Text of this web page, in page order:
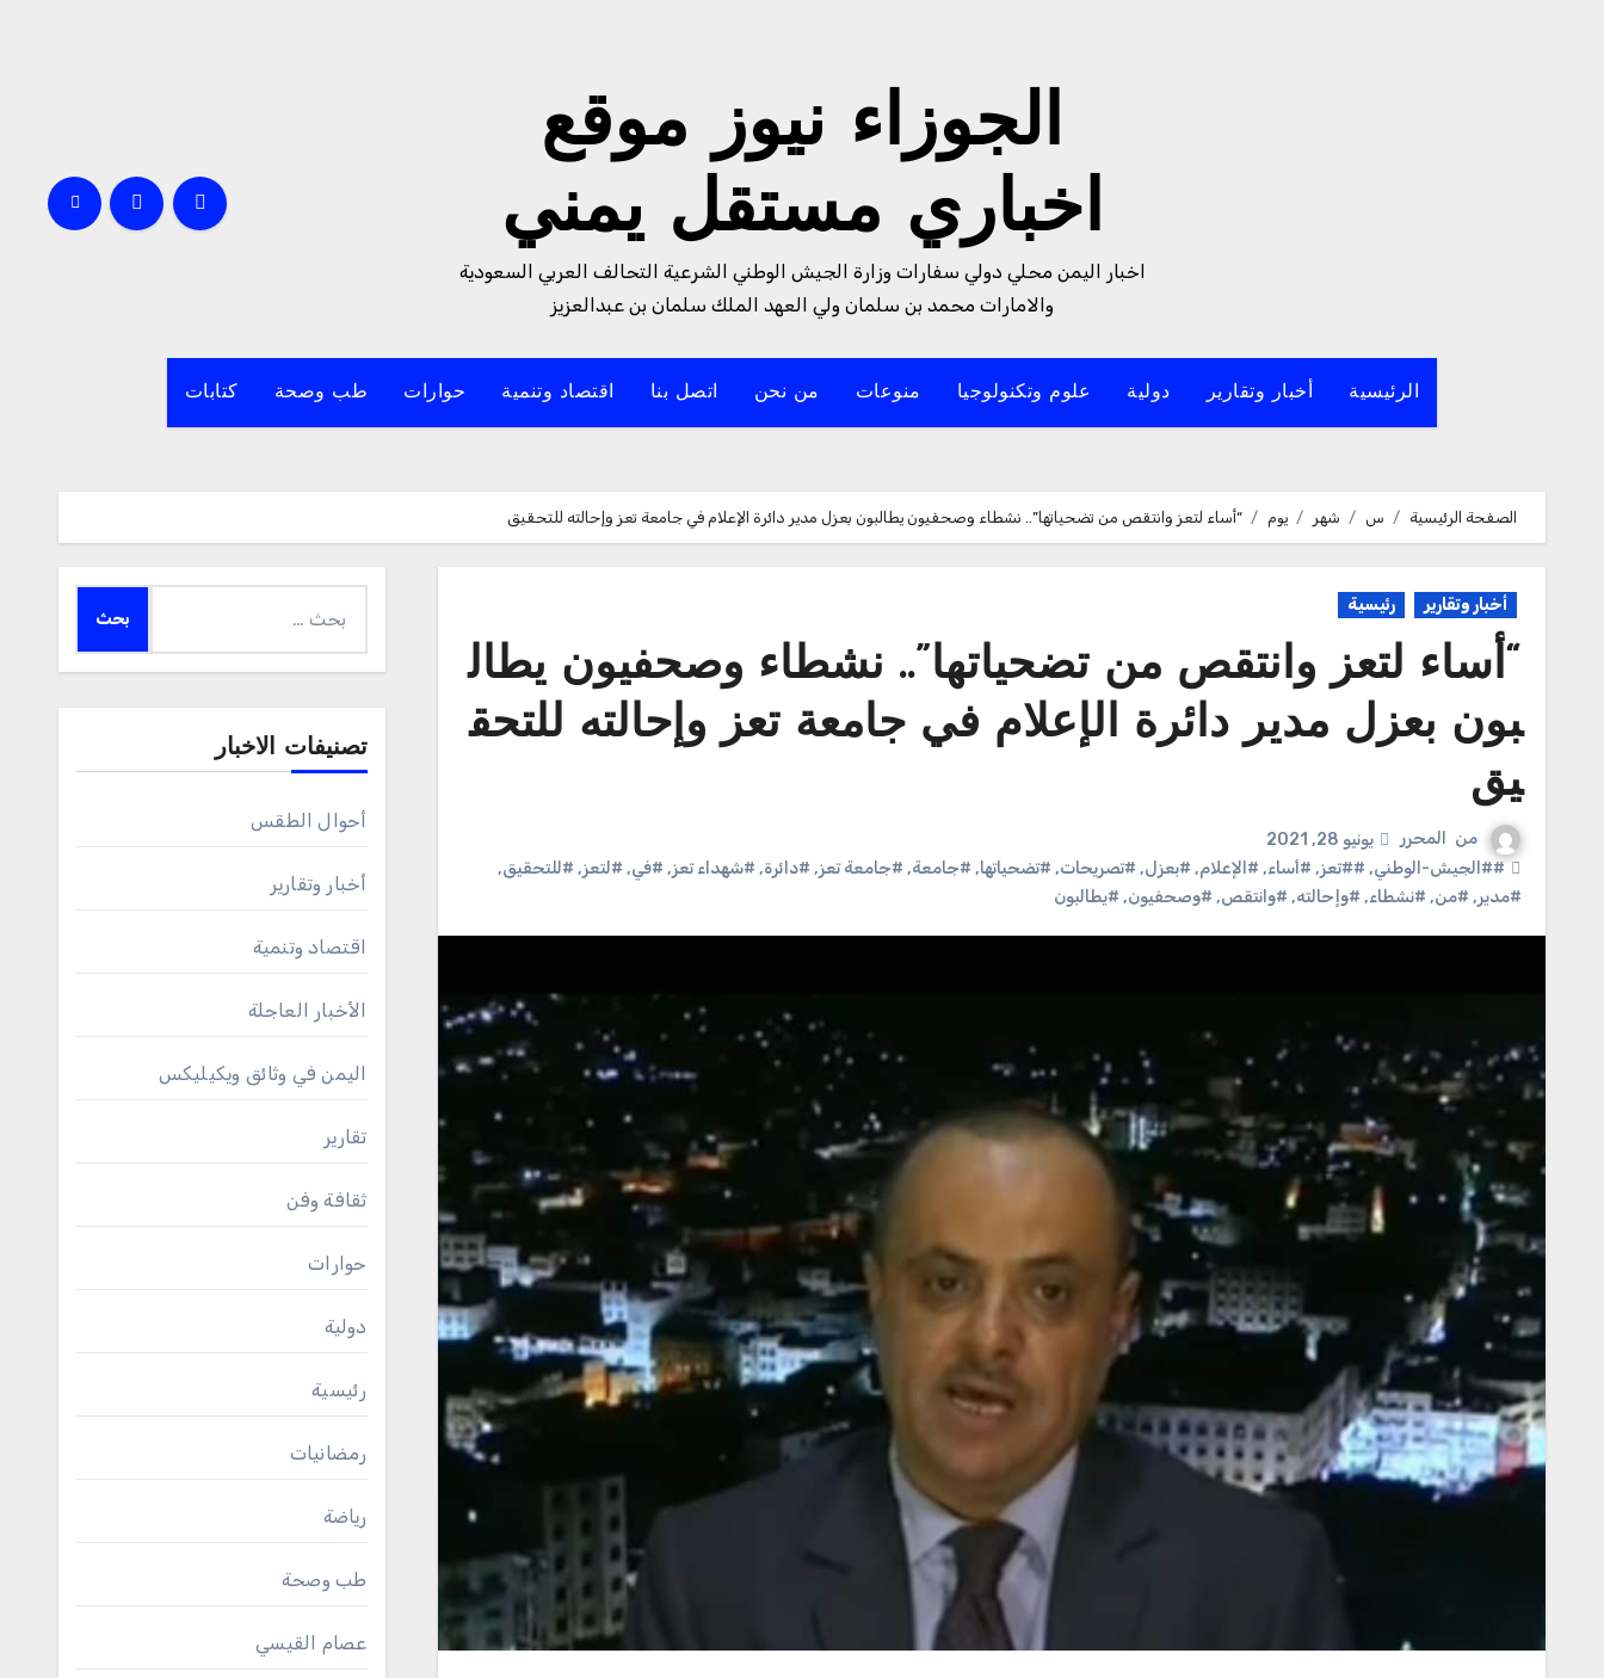
الجوزاء نيوز موقع
اخباري مستقل يمني
اخبار اليمن محلي دولي سفارات وزارة الجيش الوطني الشرعية التحالف العربي السعودية
والامارات محمد بن سلمان ولي العهد الملك سلمان بن عبدالعزيز
الرئيسية أخبار وتقارير دولية علوم وتكنولوجيا منوعات من نحن اتصل بنا اقتصاد وتنمية حوارات طب وصحة كتابات
الصفحة الرئيسية س شهر يوم “أساء لتعز وانتقص من تضحياتها”.. نشطاء وصحفيون يطالبون بعزل مدير دائرة الإعلام في جامعة تعز وإحالته للتحقيق
أخبار وتقارير رئيسية
“أساء لتعز وانتقص من تضحياتها”.. نشطاء وصحفيون يطال
بون بعزل مدير دائرة الإعلام في جامعة تعز وإحالته للتحق
يق
من المحرر
يونيو 28, 2021
##الجيش-الوطني, ##تعز, #أساء, #الإعلام, #بعزل, #تصريحات, #تضحياتها, #جامعة, #جامعة تعز, #دائرة, #شهداء تعز, #في, #لتعز, #للتحقيق,
#مدير, #من, #نشطاء, #وإحالته, #وانتقص, #وصحفيون, #يطالبون
عن:
تصنيفات الاخبار
أحوال الطقس
أخبار وتقارير
اقتصاد وتنمية
الأخبار العاجلة
اليمن في وثائق ويكيليكس
تقارير
ثقافة وفن
حوارات
دولية
رئيسية
رمضانيات
رياضة
طب وصحة
عصام القيسي